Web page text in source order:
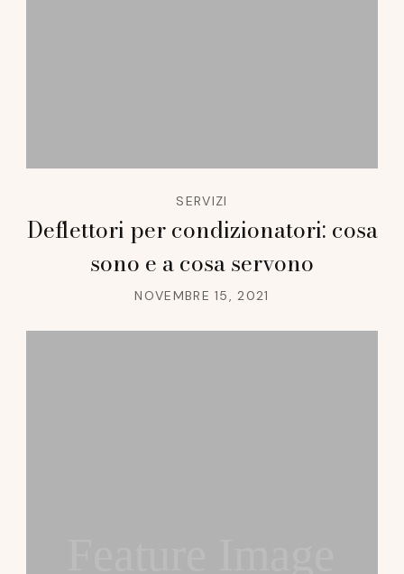
SERVIZI
Deflettori per condizionatori: cosa
sono e a cosa servono
NOVEMBRE 15, 2021